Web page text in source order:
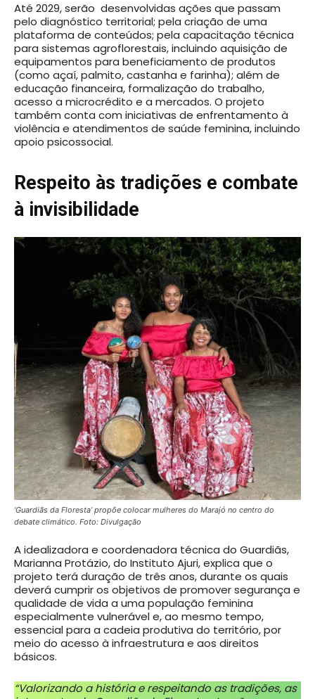
Até 2029, serão desenvolvidas ações que passam
pelo diagnóstico territorial; pela criação de uma
plataforma de conteúdos; pela capacitação técnica
para sistemas agroflorestais, incluindo aquisição de
equipamentos para beneficiamento de produtos
(como açaí, palmito, castanha e farinha); além de
educação financeira, formalização do trabalho,
acesso a microcrédito e a mercados. O projeto
também conta com iniciativas de enfrentamento à
violência e atendimentos de saúde feminina, incluindo
apoio psicossocial.
Respeito às tradições e combate
à invisibilidade
‘Guardiãs da Floresta’ propõe colocar mulheres do Marajó no centro do
debate climático. Foto: Divulgação
A idealizadora e coordenadora técnica do Guardiãs,
Marianna Protázio, do Instituto Ajuri, explica que o
projeto terá duração de três anos, durante os quais
deverá cumprir os objetivos de promover segurança e
qualidade de vida a uma população feminina
especialmente vulnerável e, ao mesmo tempo,
essencial para a cadeia produtiva do território, por
meio do acesso à infraestrutura e aos direitos
básicos.
“Valorizando a história e respeitando as tradições, as